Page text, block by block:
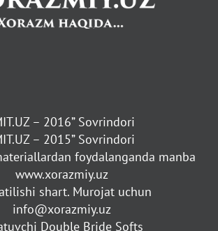
– 2016” Sovrindori
– 2015” Sovrindori
foydalanganda manba
www.xorazmiy.uz
shart. Murojat uchun
info@xorazmiy.uz
Double Bride Softs